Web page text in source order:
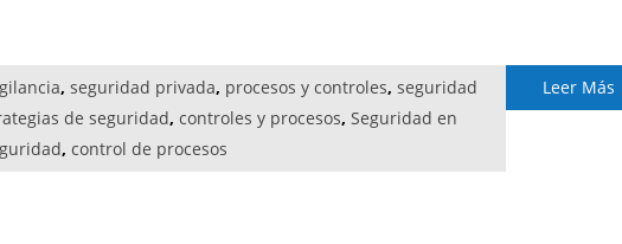
Leer Más
, seguridad privada, procesos y controles, seguridad
de seguridad, controles y procesos, Seguridad en
, control de procesos